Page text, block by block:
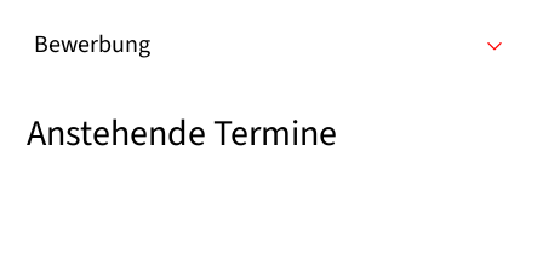
Bewerbung
Anstehende Termine